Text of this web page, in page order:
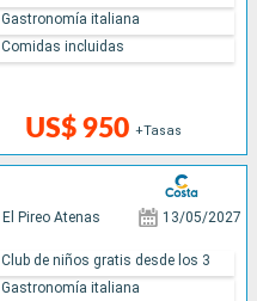
US$ 950 +Tasas
Gastronomía italiana
Comidas incluidas
El Pireo Atenas 13/05/2027
Club de niños gratis desde los 3
Gastronomía italiana